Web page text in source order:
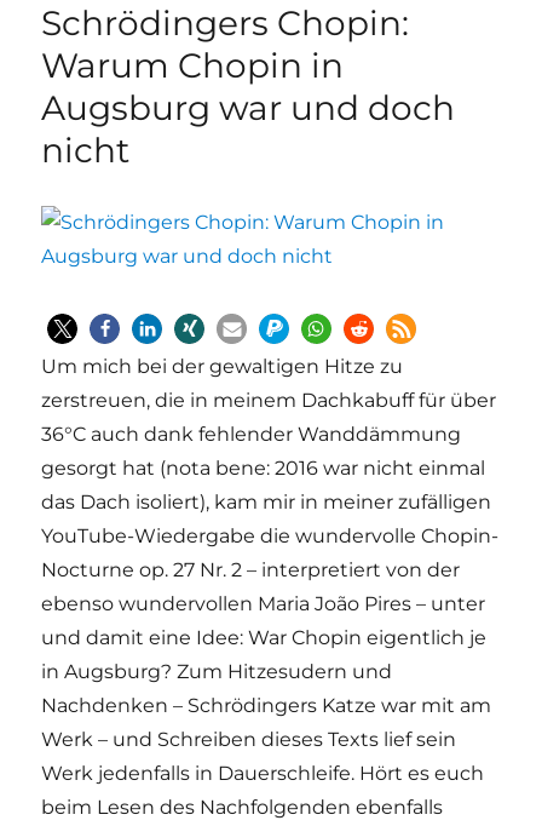
Schrödingers Chopin:
Warum Chopin in
Augsburg war und doch
nicht
Um mich bei der gewaltigen Hitze zu
zerstreuen, die in meinem Dachkabuff für über
36°C auch dank fehlender Wanddämmung
gesorgt hat (nota bene: 2016 war nicht einmal
das Dach isoliert), kam mir in meiner zufälligen
YouTube-Wiedergabe die wundervolle Chopin-
Nocturne op. 27 Nr. 2 – interpretiert von der
ebenso wundervollen Maria João Pires – unter
und damit eine Idee: War Chopin eigentlich je
in Augsburg? Zum Hitzesudern und
Nachdenken – Schrödingers Katze war mit am
Werk – und Schreiben dieses Texts lief sein
Werk jedenfalls in Dauerschleife. Hört es euch
beim Lesen des Nachfolgenden ebenfalls